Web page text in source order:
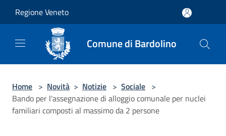
Regione Veneto
Comune di Bardolino
Home > Novità > Notizie > Sociale >
Bando per l'assegnazione di alloggio comunale per nuclei
familiari composti al massimo da 2 persone